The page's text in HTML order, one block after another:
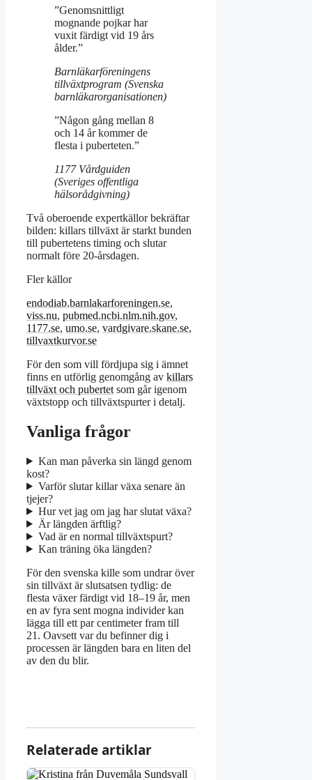
”Genomsnittligt
mognande pojkar har
vuxit färdigt vid 19 års
ålder.”
Barnläkarföreningens
tillväxtprogram (Svenska
barnläkarorganisationen)
”Någon gång mellan 8
och 14 år kommer de
flesta i puberteten.”
1177 Vårdguiden
(Sveriges offentliga
hälsorådgivning)
Två oberoende expertkällor bekräftar
bilden: killars tillväxt är starkt bunden
till pubertetens timing och slutar
normalt före 20-årsdagen.
Fler källor
endodiab.barnlakarforeningen.se,
viss.nu, pubmed.ncbi.nlm.nih.gov,
1177.se, umo.se, vardgivare.skane.se,
tillvaxtkurvor.se
För den som vill fördjupa sig i ämnet
finns en utförlig genomgång av killars
tillväxt och pubertet som går igenom
växtstopp och tillväxtspurter i detalj.
Vanliga frågor
Kan man påverka sin längd genom
kost?
Varför slutar killar växa senare än
tjejer?
Hur vet jag om jag har slutat växa?
Är längden ärftlig?
Vad är en normal tillväxtspurt?
Kan träning öka längden?
För den svenska kille som undrar över
sin tillväxt är slutsatsen tydlig: de
flesta växer färdigt vid 18–19 år, men
en av fyra sent mogna individer kan
lägga till ett par centimeter fram till
21. Oavsett var du befinner dig i
processen är längden bara en liten del
av den du blir.
Relaterade artiklar